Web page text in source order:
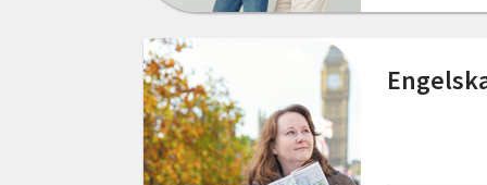
Grillby
Grödinge
Gustafs